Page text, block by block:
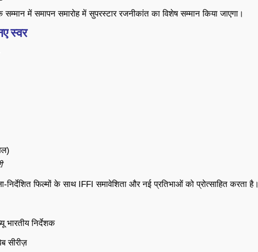
सम्मान में समापन समारोह में सुपरस्टार रजनीकांत का विशेष सम्मान किया जाएगा।
स्वर
फिल्मों के साथ IFFI समावेशिता और नई प्रतिभाओं को प्रोत्साहित करता है।
भारतीय निर्देशक
सीरीज़